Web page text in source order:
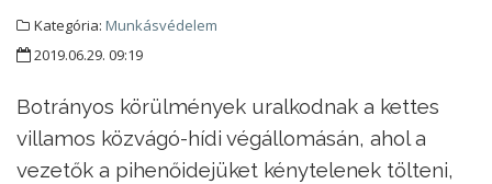
Kategória: Munkásvédelem
2019.06.29. 09:19
Botrányos körülmények uralkodnak a kettes
villamos közvágó-hídi végállomásán, ahol a
vezetők a pihenőidejüket kénytelenek tölteni,